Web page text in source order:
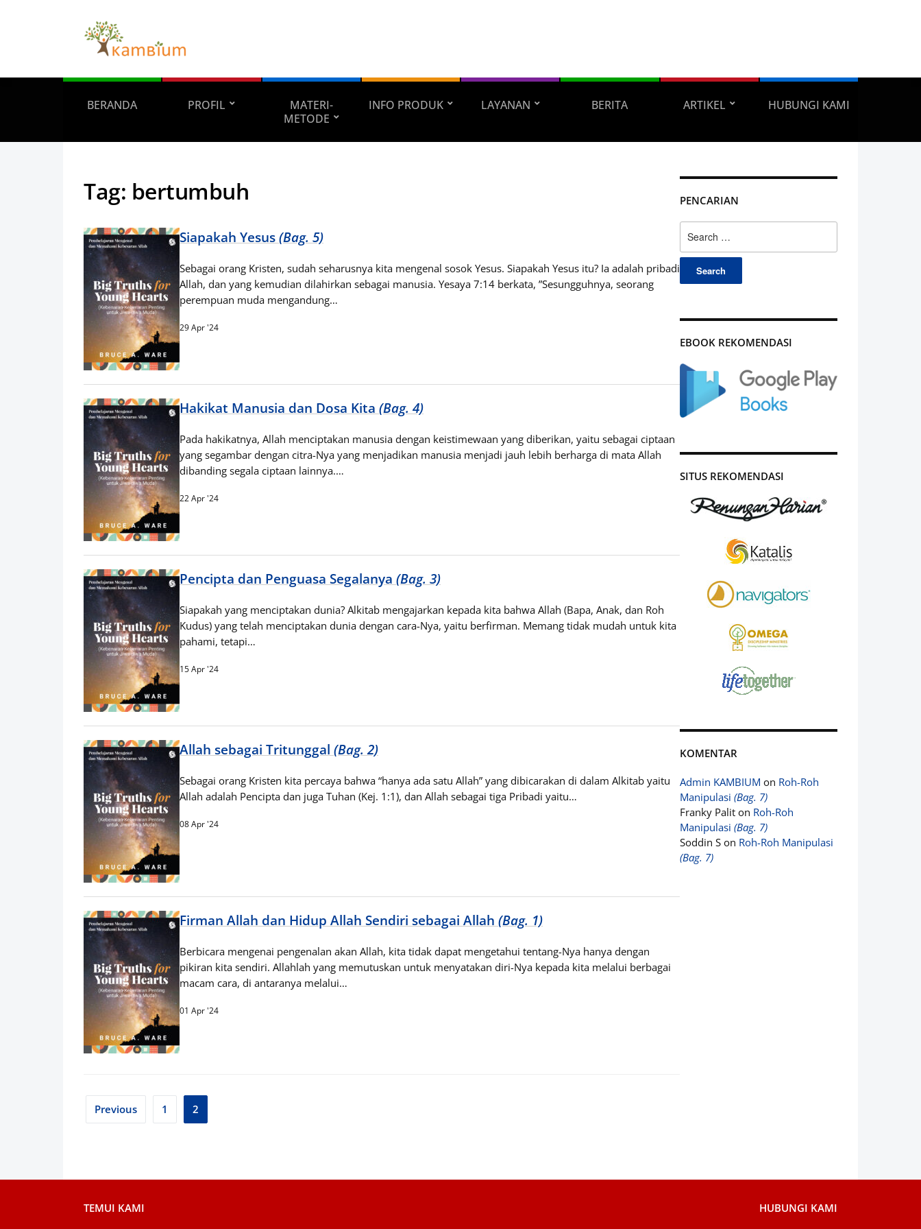
BERANDA PROFIL
MATERI-
METODE
INFO PRODUK LAYANAN BERITA ARTIKEL HUBUNGI KAMI
Tag: bertumbuh
Siapakah Yesus (Bag. 5)
Sebagai orang Kristen, sudah seharusnya kita mengenal sosok Yesus. Siapakah Yesus itu? Ia adalah pribadi
Allah, dan yang kemudian dilahirkan sebagai manusia. Yesaya 7:14 berkata, ”Sesungguhnya, seorang
perempuan muda mengandung…
29 Apr '24
Hakikat Manusia dan Dosa Kita (Bag. 4)
Pada hakikatnya, Allah menciptakan manusia dengan keistimewaan yang diberikan, yaitu sebagai ciptaan
yang segambar dengan citra-Nya yang menjadikan manusia menjadi jauh lebih berharga di mata Allah
dibanding segala ciptaan lainnya.…
22 Apr '24
Pencipta dan Penguasa Segalanya (Bag. 3)
Siapakah yang menciptakan dunia? Alkitab mengajarkan kepada kita bahwa Allah (Bapa, Anak, dan Roh
Kudus) yang telah menciptakan dunia dengan cara-Nya, yaitu berfirman. Memang tidak mudah untuk kita
pahami, tetapi…
15 Apr '24
Allah sebagai Tritunggal (Bag. 2)
Sebagai orang Kristen kita percaya bahwa “hanya ada satu Allah” yang dibicarakan di dalam Alkitab yaitu
Allah adalah Pencipta dan juga Tuhan (Kej. 1:1), dan Allah sebagai tiga Pribadi yaitu…
08 Apr '24
Firman Allah dan Hidup Allah Sendiri sebagai Allah (Bag. 1)
Berbicara mengenai pengenalan akan Allah, kita tidak dapat mengetahui tentang-Nya hanya dengan
pikiran kita sendiri. Allahlah yang memutuskan untuk menyatakan diri-Nya kepada kita melalui berbagai
macam cara, di antaranya melalui…
01 Apr '24
Posts
Previous 1 2
PENCARIAN
for:
EBOOK REKOMENDASI
SITUS REKOMENDASI
KOMENTAR
Admin KAMBIUM on Roh-Roh
Manipulasi (Bag. 7)
Franky Palit on Roh-Roh
Manipulasi (Bag. 7)
Soddin S on Roh-Roh Manipulasi
(Bag. 7)
TEMUI KAMI HUBUNGI KAMI